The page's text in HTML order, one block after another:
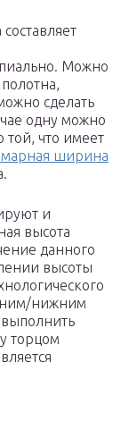
Можно
сделать
одну можно
той, что имеет
ширина
и
высота
данного
высоты
нижним
выполнить
торцом